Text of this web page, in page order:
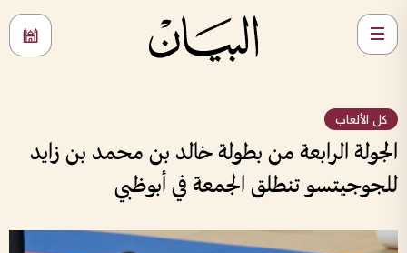
كل الألعاب
الجولة الرابعة من بطولة خالد بن محمد بن زايد
للجوجيتسو تنطلق الجمعة في أبوظبي